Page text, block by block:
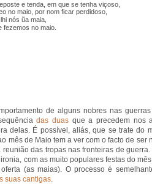
e tenda, em que se tenha viçoso,
no maio, por nom ficar perdidoso,
nós ũa maia,
no maio.
de alguns nobres nas
das duas que a precedem nos
delas. É possível, aliás, que se trate do
mês de Maio tem a ver com o facto de ser
das tropas nas fronteiras de
com as muito populares festas do
(as maias). O processo é
suas cantigas.